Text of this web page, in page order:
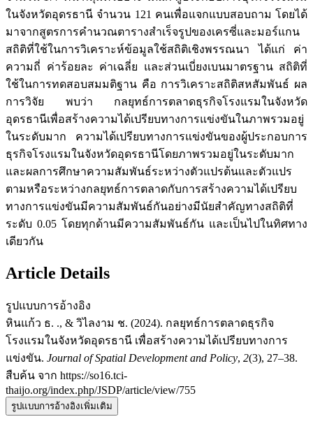
ในจังหวัดอุดรธานี จำนวน 121 คนเพื่อแจกแบบสอบถาม โดยได้
มาจากสูตรการคำนวณตารางสำเร็จรูปของเครซี่และมอร์แกน
สถิติที่ใช้ในการวิเคราะห์ข้อมูลใช้สถิติเชิงพรรณนา ได้แก่ ค่า
ความถี่ ค่าร้อยละ ค่าเฉลี่ย และส่วนเบี่ยงเบนมาตรฐาน สถิติที่
ใช้ในการทดสอบสมมติฐาน คือ การวิเคราะสถิติสหสัมพันธ์ ผล
การวิจัย พบว่า กลยุทธ์การตลาดธุรกิจโรงแรมในจังหวัด
อุดรธานีเพื่อสร้างความได้เปรียบทางการแข่งขันในภาพรวมอยู่
ในระดับมาก ความได้เปรียบทางการแข่งขันของผู้ประกอบการ
ธุรกิจโรงแรมในจังหวัดอุดรธานีโดยภาพรวมอยู่ในระดับมาก
และผลการศึกษาความสัมพันธ์ระหว่างตัวแปรต้นและตัวแปร
ตามหรือระหว่างกลยุทธ์การตลาดกับการสร้างความได้เปรียบ
ทางการแข่งขันมีความสัมพันธ์กันอย่างมีนัยสำคัญทางสถิติที่
ระดับ 0.05 โดยทุกด้านมีความสัมพันธ์กัน และเป็นไปในทิศทาง
เดียวกัน
Article Details
รูปแบบการอ้างอิง
หินแก้ว ธ. ., & วิไลงาม ช. (2024). กลยุทธ์การตลาดธุรกิจ
โรงแรมในจังหวัดอุดรธานี เพื่อสร้างความได้เปรียบทางการ
แข่งขัน. Journal of Spatial Development and Policy, 2(3), 27–38.
สืบค้น จาก https://so16.tci-
thaijo.org/index.php/JSDP/article/view/755
รูปแบบการอ้างอิงเพิ่มเติม